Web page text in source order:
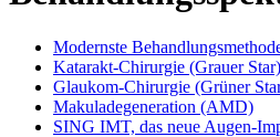
Modernste
Katarakt-Chirurgie (Grauer Star)
Glaukom-Chirurgie (Grüner
Makuladegeneration (AMD)
SING IMT, das neue Augen-